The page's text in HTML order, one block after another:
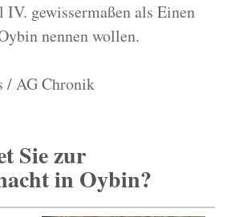
gewissermaßen als Einen
nennen wollen.
/ AG Chronik
Sie zur
in Oybin?